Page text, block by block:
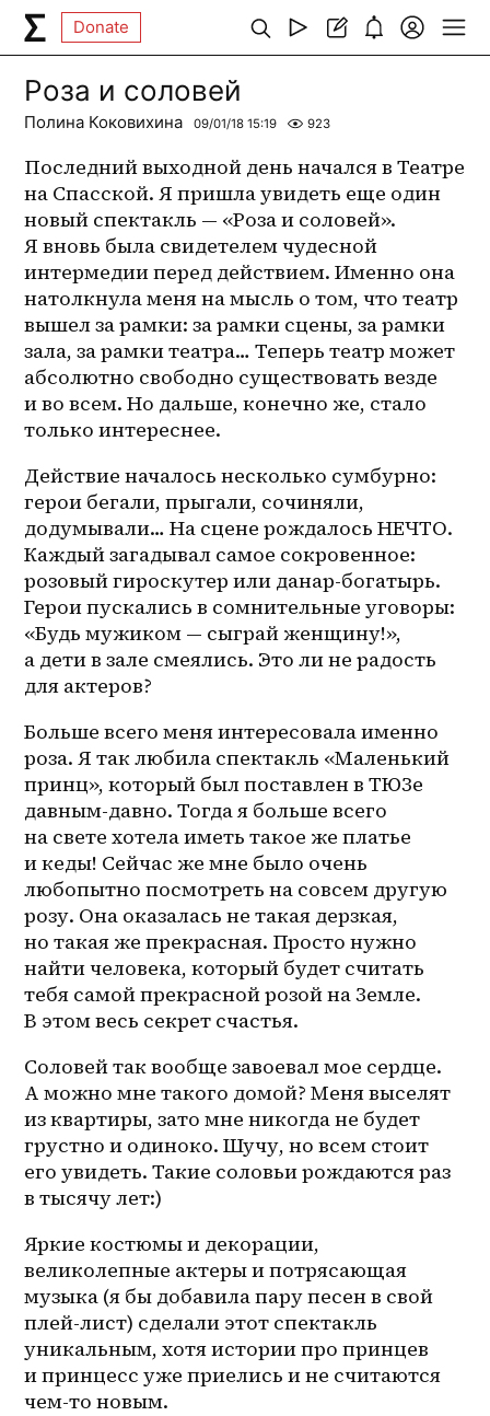
Donate
Роза и соловей
Полина Коковихина 09/01/18 15:19 923
Последний выходной день начался в Театре
на Спасской. Я пришла увидеть еще один
новый спектакль — «Роза и соловей».
Я вновь была свидетелем чудесной
интермедии перед действием. Именно она
натолкнула меня на мысль о том, что театр
вышел за рамки: за рамки сцены, за рамки
зала, за рамки театра… Теперь театр может
абсолютно свободно существовать везде
и во всем. Но дальше, конечно же, стало
только интереснее.
Действие началось несколько сумбурно:
герои бегали, прыгали, сочиняли,
додумывали… На сцене рождалось НЕЧТО.
Каждый загадывал самое сокровенное:
розовый гироскутер или данар-богатырь.
Герои пускались в сомнительные уговоры:
«Будь мужиком — сыграй женщину!»,
а дети в зале смеялись. Это ли не радость
для актеров?
Больше всего меня интересовала именно
роза. Я так любила спектакль «Маленький
принц», который был поставлен в ТЮЗе
давным-давно. Тогда я больше всего
на свете хотела иметь такое же платье
и кеды! Сейчас же мне было очень
любопытно посмотреть на совсем другую
розу. Она оказалась не такая дерзкая,
но такая же прекрасная. Просто нужно
найти человека, который будет считать
тебя самой прекрасной розой на Земле.
В этом весь секрет счастья.
Соловей так вообще завоевал мое сердце.
А можно мне такого домой? Меня выселят
из квартиры, зато мне никогда не будет
грустно и одиноко. Шучу, но всем стоит
его увидеть. Такие соловьи рождаются раз
в тысячу лет:)
Яркие костюмы и декорации,
великолепные актеры и потрясающая
музыка (я бы добавила пару песен в свой
плей-лист) сделали этот спектакль
уникальным, хотя истории про принцев
и принцесс уже приелись и не считаются
чем-то новым.